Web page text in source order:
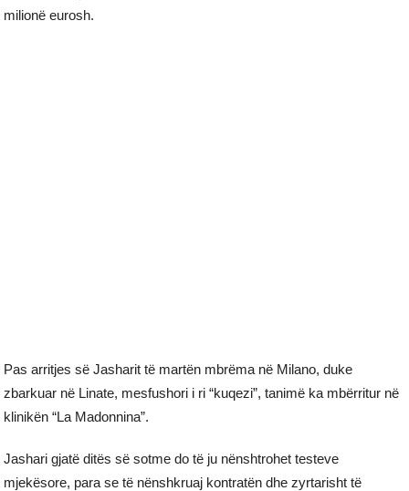
milionë eurosh.
Pas arritjes së Jasharit të martën mbrëma në Milano, duke
zbarkuar në Linate, mesfushori i ri “kuqezi”, tanimë ka mbërritur në
klinikën “La Madonnina”.
Jashari gjatë ditës së sotme do të ju nënshtrohet testeve
mjekësore, para se të nënshkruaj kontratën dhe zyrtarisht të